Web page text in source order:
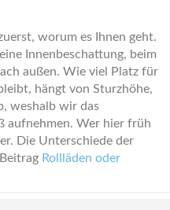
worum es Ihnen geht.
Innenbeschattung, beim
außen. Wie viel Platz für
hängt von Sturzhöhe,
weshalb wir das
aufnehmen. Wer hier früh
Die Unterschiede der
Rollläden oder